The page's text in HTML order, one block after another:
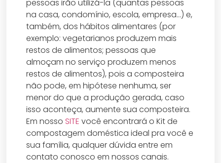
pessoas irão utilizá-la (quantas pessoas
na casa, condomínio, escola, empresa…) e,
também, dos hábitos alimentares (por
exemplo: vegetarianos produzem mais
restos de alimentos; pessoas que
almoçam no serviço produzem menos
restos de alimentos), pois a composteira
não pode, em hipótese nenhuma, ser
menor do que a produção gerada, caso
isso aconteça, aumente sua composteira.
Em nosso SITEvocê encontrará o Kit de
compostagem doméstica ideal pra você e
sua família, qualquer dúvida entre em
contato conosco em nossos canais.